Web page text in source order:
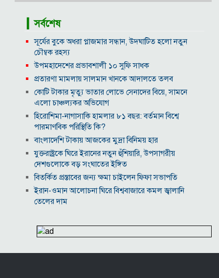
▎সর্বশেষ
সূর্যের বুকে অধরা প্লাজমার সন্ধান, উদ্ঘাটিত হলো নতুন
চৌম্বক রহস্য
উপমহাদেশের প্রভাবশালী ১০ সুফি সাধক
প্রতারণা মামলায় সালমান খানকে আদালতে তলব
কোটি টাকার মৃত্যু ভাতার লোভে সেনাদের বিয়ে, সামনে
এলো চাঞ্চল্যকর অভিযোগ
হিরোশিমা-নাগাসাকি হামলার ৮১ বছর: বর্তমান বিশ্বে
পারমাণবিক পরিস্থিতি কি?
বাংলাদেশি টাকায় আজকের মুদ্রা বিনিময় হার
যুক্তরাষ্ট্রকে ঘিরে ইরানের নতুন হুঁশিয়ারি, উপসাগরীয়
দেশগুলোকে বড় সংঘাতের ইঙ্গিত
বিতর্কিত প্রস্তাবের জন্য ক্ষমা চাইলেন ফিফা সভাপতি
ইরান-ওমান আলোচনা ঘিরে বিশ্ববাজারে কমল জ্বালানি
তেলের দাম
দিল্লির অনুষ্ঠানে দণ্ডিত হাসিনাকে বক্তব্যের অনুমতি দেওয়ায়
বাংলাদেশের ক্ষুব্ধ প্রতিক্রিয়া
বরিশাল বিশ্ববিদ্যালয়ে ছাত্রদল-শিবির সংঘর্ষ, আহত অন্তত ১০